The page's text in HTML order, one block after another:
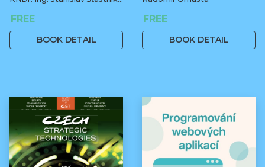
FREE
BOOK DETAIL
FREE
BOOK DETAIL